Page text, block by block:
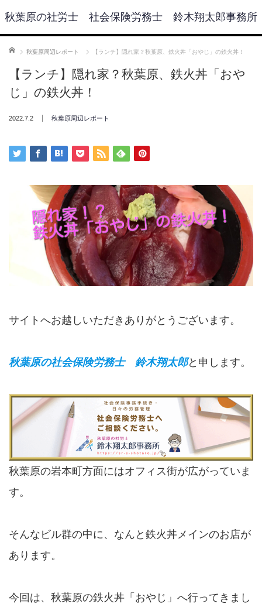
秋葉原の社労士 社会保険労務士 鈴木翔太郎事務所
ホーム 秋葉原周辺レポート 【ランチ】隠れ家？秋葉原、鉄火丼「おやじ」の鉄火丼！
【ランチ】隠れ家？秋葉原、鉄火丼「おや
じ」の鉄火丼！
2022.7.2 秋葉原周辺レポート
サイトへお越しいただきありがとうございます。
秋葉原の社会保険労務士 鈴木翔太郎と申します。
秋葉原の岩本町方面にはオフィス街が広がっていま
す。
そんなビル群の中に、なんと鉄火丼メインのお店が
あります。
今回は、秋葉原の鉄火丼「おやじ」へ行ってきまし